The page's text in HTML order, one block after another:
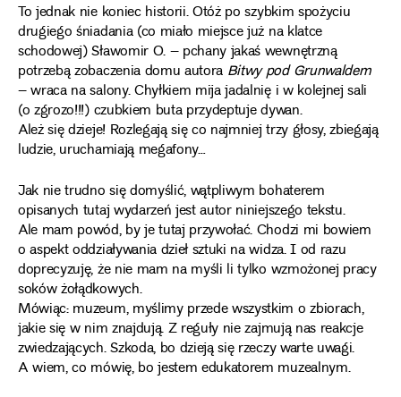
To jednak nie koniec historii. Otóż po szybkim spożyciu
drugiego śniadania (co miało miejsce już na klatce
schodowej) Sławomir O. – pchany jakaś wewnętrzną
potrzebą zobaczenia domu autora Bitwy pod Grunwaldem
– wraca na salony. Chyłkiem mija jadalnię i w kolejnej sali
(o zgrozo!!!) czubkiem buta przydeptuje dywan.
Ależ się dzieje! Rozlegają się co najmniej trzy głosy, zbiegają
ludzie, uruchamiają megafony…
Jak nie trudno się domyślić, wątpliwym bohaterem
opisanych tutaj wydarzeń jest autor niniejszego tekstu.
Ale mam powód, by je tutaj przywołać. Chodzi mi bowiem
o aspekt oddziaływania dzieł sztuki na widza. I od razu
doprecyzuję, że nie mam na myśli li tylko wzmożonej pracy
soków żołądkowych.
Mówiąc: muzeum, myślimy przede wszystkim o zbiorach,
jakie się w nim znajdują. Z reguły nie zajmują nas reakcje
zwiedzających. Szkoda, bo dzieją się rzeczy warte uwagi.
A wiem, co mówię, bo jestem edukatorem muzealnym.